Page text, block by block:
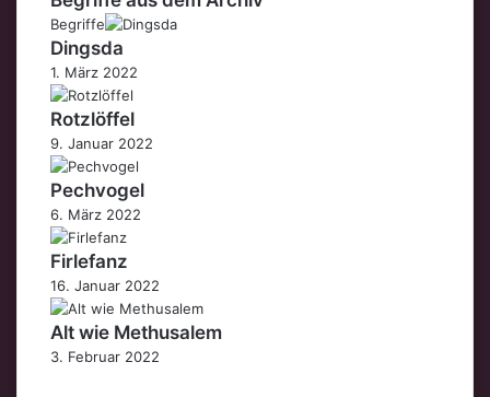
Begriffe
Dingsda
1. März 2022
Rotzlöffel
9. Januar 2022
Pechvogel
6. März 2022
Firlefanz
16. Januar 2022
Alt wie Methusalem
3. Februar 2022